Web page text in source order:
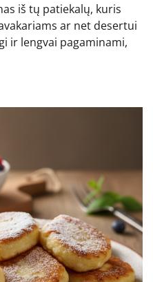
iš tų patiekalų, kuris
ar net desertui
ir lengvai pagaminami,